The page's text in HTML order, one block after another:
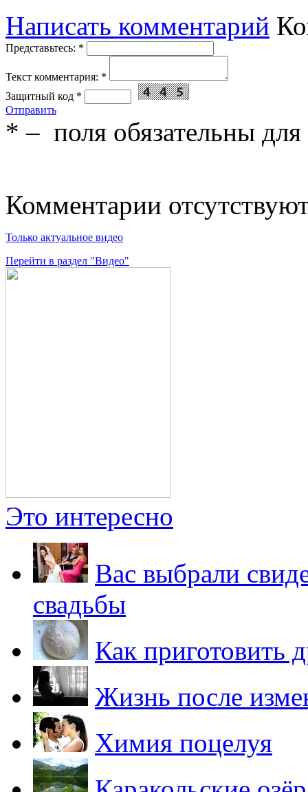
Написать комментарий
Представьтесь: *
Текст комментария: *
Защитный код *
Отправить
* – поля обязательны для
Комментарии
Только актуальное видео
Перейти в раздел "Видео"
Это интересно
Вас выбрали
свадьбы
Как приготовить
Жизнь после
Химия поцелуя